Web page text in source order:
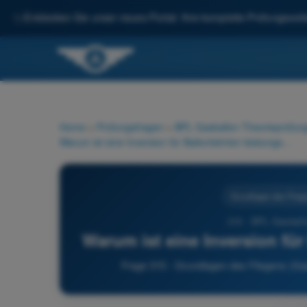
Entdecken Sie unser neues Portal: Ihre komplette
Home Prüfungsfragen BPL Gasballon
Warum ist eine Inversion
Frage 315 - Grundlagen des Fliegens